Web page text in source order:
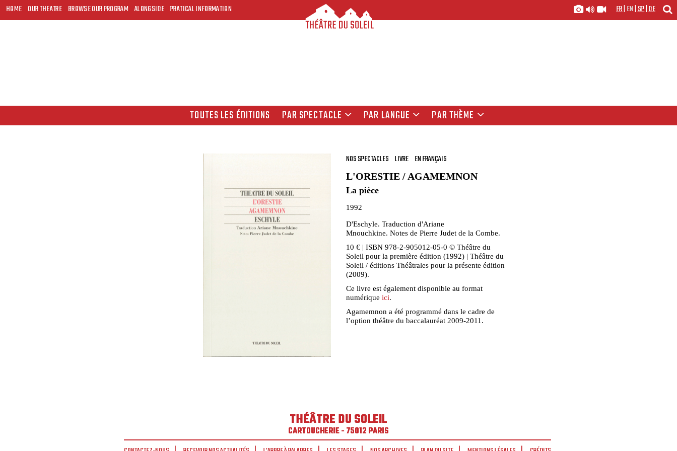
HOME OUR THEATRE BROWSE OUR PROGRAM ALONGSIDE PRATICAL INFORMATION FR|EN|SP|DE
TOUTES LES ÉDITIONS PAR SPECTACLE PAR LANGUE PAR THÈME
NOS SPECTACLES LIVRE EN FRANÇAIS
L'ORESTIE / AGAMEMNON
La pièce
1992
D'Eschyle. Traduction d'Ariane
Mnouchkine. Notes de Pierre Judet de la Combe.
10 € | ISBN 978-2-905012-05-0 © Théâtre du
Soleil pour la première édition (1992) | Théâtre du
Soleil / éditions Théâtrales pour la présente édition
(2009).
Ce livre est également disponible au format
numérique ici.
Agamemnon a été programmé dans le cadre de
l’option théâtre du baccalauréat 2009-2011.
THÉÂTRE DU SOLEIL
CARTOUCHERIE - 75012 PARIS